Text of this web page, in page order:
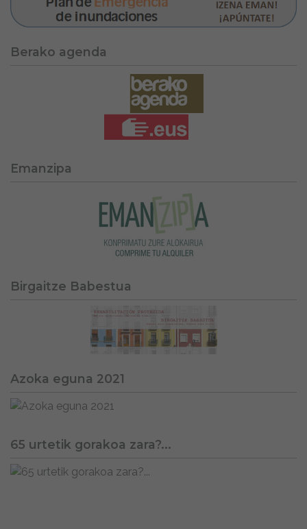
Berako agenda
Emanzipa
Birgaitze Babestua
Azoka eguna 2021
65 urtetik gorakoa zara?...